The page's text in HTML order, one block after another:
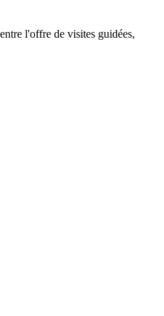
l'offre de visites guidées,